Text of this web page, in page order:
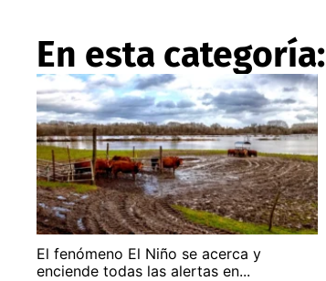
En esta categoría:
El fenómeno El Niño se acerca y
enciende todas las alertas en...